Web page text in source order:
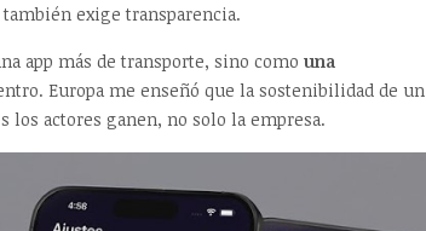
exige transparencia.
app más de transporte, sino como una
Europa me enseñó que la sostenibilidad de un
los actores ganen, no solo la empresa.